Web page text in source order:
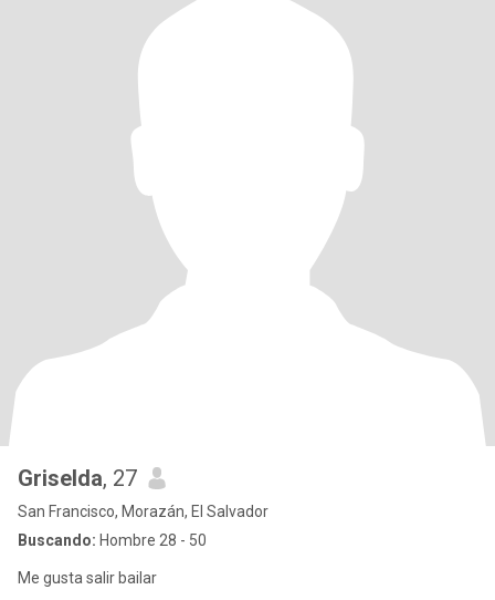
Griselda, 27
San Francisco, Morazán, El Salvador
Buscando: Hombre 28 - 50
Me gusta salir bailar